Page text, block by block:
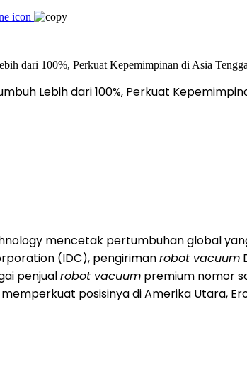
Lebih dari 100%, Perkuat
mencetak pertumbuhan global
(IDC), pengirimanrobot vacuum
penjualrobot vacuum premium nomor
posisinya di Amerika Utara,